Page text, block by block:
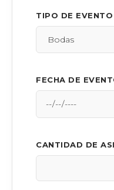
TIPO DE EVENTO
FECHA DE
CANTIDAD DE